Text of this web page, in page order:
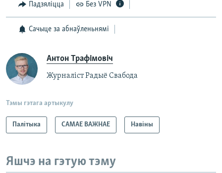
Падзяліцца Без VPN
Сачыце за абнаўленьнямі
Антон Трафімовіч
Журналіст Радыё Свабода
Тэмы гэтага артыкулу
Палітыка САМАЕ ВАЖНАЕ Навіны
Яшчэ на гэтую тэму